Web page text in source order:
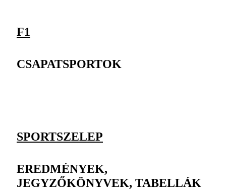
F1
CSAPATSPORTOK
SPORTSZELEP
EREDMÉNYEK,
JEGYZŐKÖNYVEK, TABELLÁK